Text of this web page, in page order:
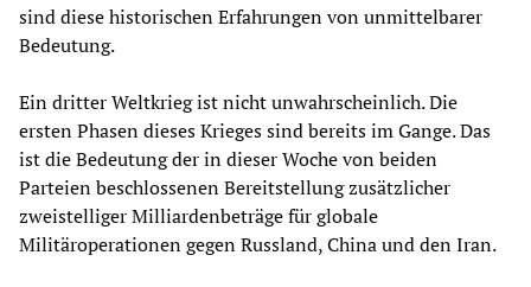
sind diese historischen Erfahrungen von unmittelbarer
Bedeutung.
Ein dritter Weltkrieg ist nicht unwahrscheinlich. Die
ersten Phasen dieses Krieges sind bereits im Gange. Das
ist die Bedeutung der in dieser Woche von beiden
Parteien beschlossenen Bereitstellung zusätzlicher
zweistelliger Milliardenbeträge für globale
Militäroperationen gegen Russland, China und den Iran.